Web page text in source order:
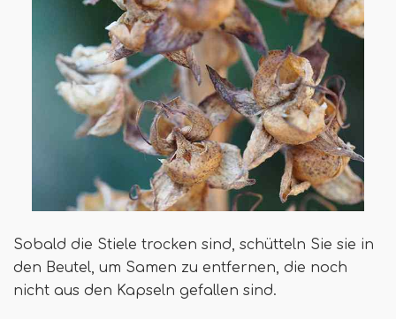
Sobald die Stiele trocken sind, schütteln Sie sie in
den Beutel, um Samen zu entfernen, die noch
nicht aus den Kapseln gefallen sind.